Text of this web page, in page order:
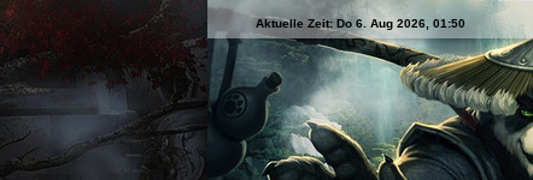
Aktuelle Zeit: Do 6. Aug 2026, 01:50